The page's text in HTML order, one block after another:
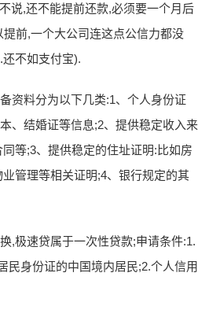
说,还不能提前还款,必须要一个月后
前,一个大公司连这点公信力都没
不如支付宝).
资料分为以下几类:1、个人身份证
、结婚证等信息;2、提供稳定收入来
等;3、提供稳定的住址证明:比如房
管理等相关证明;4、银行规定的其
,极速贷属于一次性贷款;申请条件:1.
民身份证的中国境内居民;2.个人信用